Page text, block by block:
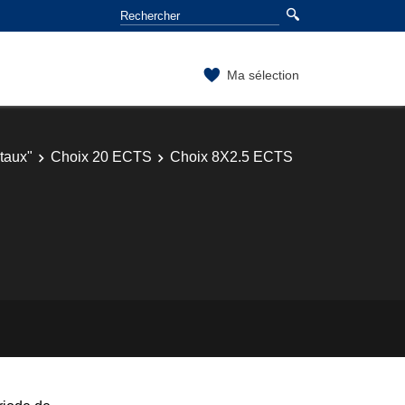
Ma sélection
Choix 20 ECTS
Choix 8X2.5 ECTS